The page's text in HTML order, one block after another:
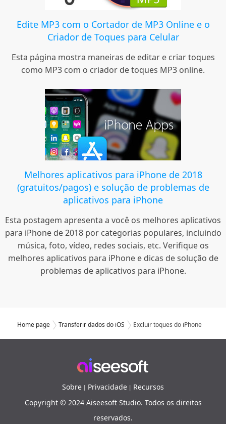
Edite MP3 com o Cortador de MP3 Online e o
Criador de Toques para Celular
Esta página mostra maneiras de editar e criar toques
como MP3 com o criador de toques MP3 online.
Melhores aplicativos para iPhone de 2018
(gratuitos/pagos) e solução de problemas de
aplicativos para iPhone
Esta postagem apresenta a você os melhores aplicativos
para iPhone de 2018 por categorias populares, incluindo
música, foto, vídeo, redes sociais, etc. Verifique os
melhores aplicativos para iPhone e dicas de solução de
problemas de aplicativos para iPhone.
Home page Transferir dados do iOS Excluir toques do iPhone
Sobre | Privacidade | Recursos
Copyright © 2024 Aiseesoft Studio. Todos os direitos
reservados.